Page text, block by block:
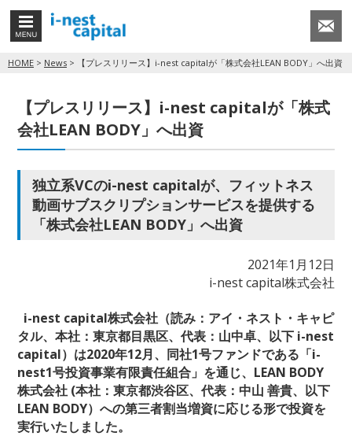
MENU
HOME > News > 【プレスリリース】i-nest capitalが「株式会社LEAN BODY」へ出資
【プレスリリース】i-nest capitalが「株式
会社LEAN BODY」へ出資
独立系VCのi-nest capitalが、フィットネス
動画サブスクリプションサービスを提供する
「株式会社LEAN BODY」へ出資
2021年1月12日
i-nest capital株式会社
i-nest capital株式会社（読み：アイ・ネスト・キャピ
タル、本社：東京都目黒区、代表：山中卓、以下 i-nest
capital）は2020年12⽉、同社1号ファンドである「i-
nest1号投資事業有限責任組合」を通じ、LEAN BODY
株式会社 (本社：東京都渋谷区、代表：中山 善貴、以下
LEAN BODY）への第三者割当増資に応じる形で投資を
実行いたしました。